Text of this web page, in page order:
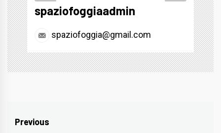
spaziofoggiaadmin
spaziofoggia@gmail.com
Navigazione
Previous